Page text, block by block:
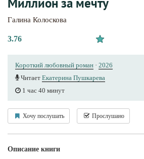
Галина Колоскова
3.76
Короткий любовный роман · 2026
Читает Екатерина Пушкарева
1 час 40 минут
Хочу послушать Прослушано
Описание книги